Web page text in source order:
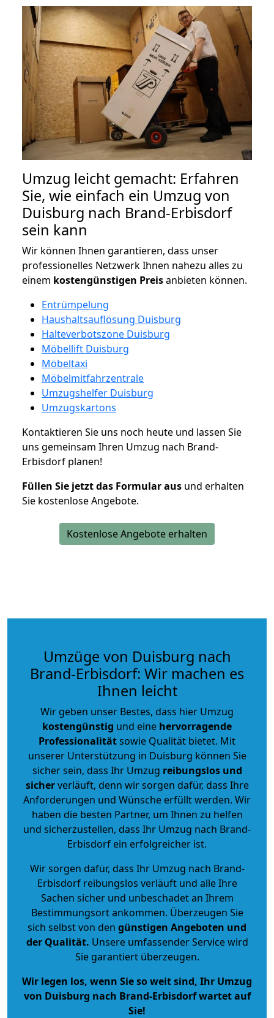
Umzug leicht gemacht: Erfahren
Sie, wie einfach ein Umzug von
Duisburg nach Brand-Erbisdorf
sein kann
Wir können Ihnen garantieren, dass unser
professionelles Netzwerk Ihnen nahezu alles zu
einem kostengünstigen Preisanbieten können.
Entrümpelung
Haushaltsauflösung Duisburg
Halteverbotszone Duisburg
Möbellift Duisburg
Möbeltaxi
Möbelmitfahrzentrale
Umzugshelfer Duisburg
Umzugskartons
Kontaktieren Sie uns noch heute und lassen Sie
uns gemeinsam Ihren Umzug nach Brand-
Erbisdorf planen!
Füllen Sie jetzt das Formular aus und erhalten
Sie kostenlose Angebote.
Kostenlose Angebote erhalten
Umzüge von Duisburg nach
Brand-Erbisdorf: Wir machen es
Ihnen leicht
Wir geben unser Bestes, dass hier Umzug
kostengünstig und eine hervorragende
Professionalitätsowie Qualität bietet. Mit
unserer Unterstützung in Duisburg können Sie
sicher sein, dass Ihr Umzug reibungslos und
sicherverläuft, denn wir sorgen dafür, dass Ihre
Anforderungen und Wünsche erfüllt werden. Wir
haben die besten Partner, um Ihnen zu helfen
und sicherzustellen, dass Ihr Umzug nach Brand-
Erbisdorf ein erfolgreicher ist.
Wir sorgen dafür, dass Ihr Umzug nach Brand-
Erbisdorf reibungslos verläuft und alle Ihre
Sachen sicher und unbeschadet an Ihrem
Bestimmungsort ankommen. Überzeugen Sie
sich selbst von den günstigen Angeboten und
der Qualität. Unsere umfassender Service wird
Sie garantiert überzeugen.
Wir legen los, wenn Sie so weit sind, Ihr Umzug
von Duisburg nach Brand-Erbisdorf wartet auf
Sie!